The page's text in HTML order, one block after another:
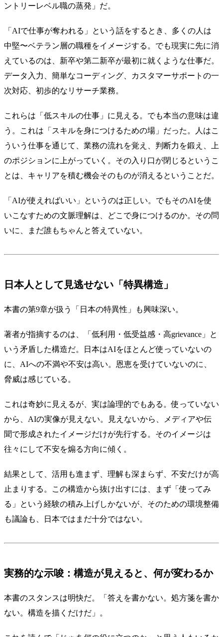
ントリーレベル職の蒸発」だ。
「AIで仕事が奪われる」という話をするとき、多くの人は
中堅〜ベテラン層の職種をイメージする。でも現実に先に消
えているのは、新卒や第二新卒が最初に就くような仕事だ。
データ入力、簡単なコーディング、カスタマーサポートの一
次対応、初歩的なリサーチ業務。
これらは「低スキルの仕事」に見える。でも本当の意味は違
う。これは「スキルを身につけるための場」だった。人はこ
ういう仕事を通じて、業務の流れを覚え、判断力を鍛え、上
のポジションに上がっていく。その入り口が閉じるというこ
とは、キャリアを積む機会そのものが消えるということだ。
「AIが使えればいい」というのは正しい。でもそのAIを使
いこなすための文脈理解は、どこで身につけるのか。その問
いに、まだ誰もちゃんと答えていない。
日本人として見逃せない「特異構造」
本書の第9章が扱う「日本の特異性」も興味深い。
著者が指摘するのは、「低利用・低受益感・高grievance」と
いう矛盾した構造だ。日本はAIをほとんど使っていないの
に、AIへの不満や不安は高い。恩恵を受けていないのに、
脅威は感じている。
これは奇妙に見えるが、実は論理的でもある。使っていない
から、AIの実像が見えない。見えないから、メディアや伝
聞で形成されたイメージだけが先行する。そのイメージは
往々にして不安を煽る方向に傾く。
結果として、活用も進まず、理解も深まらず、不安だけが高
止まりする。この構造から抜け出すには、まず「使ってみ
る」という経験の積み上げしかないが、そのための環境整備
も議論も、日本ではまだ十分ではない。
実務的な示唆：構造が見えると、何が変わるか
本書のスタンスは明快だ。「答えを書かない。処方箋を書か
ない。構造を描くだけだ」。